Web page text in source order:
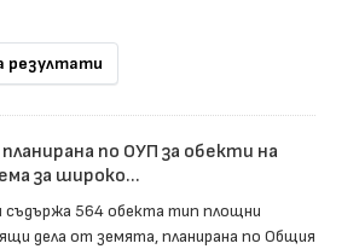
резултати
по ОУП за обекти на
за широко...
564 обекта тип площни
дела от земята, планирана по Общия